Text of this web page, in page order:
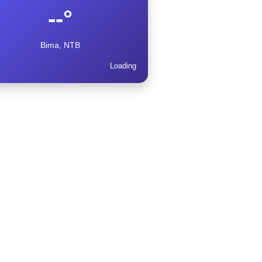
--°
Bima, NTB
Loading